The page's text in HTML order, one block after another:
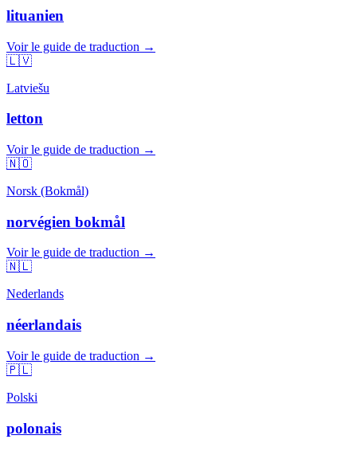
lituanien
Voir le guide de traduction →
🇱🇻
Latviešu
letton
Voir le guide de traduction →
🇳🇴
Norsk (Bokmål)
norvégien bokmål
Voir le guide de traduction →
🇳🇱
Nederlands
néerlandais
Voir le guide de traduction →
🇵🇱
Polski
polonais